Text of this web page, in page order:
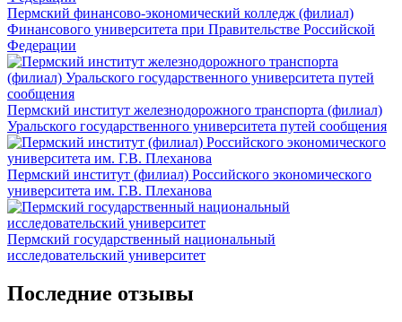
Пермский финансово-экономический колледж (филиал)
Финансового университета при Правительстве Российской
Федерации
Пермский институт железнодорожного транспорта (филиал)
Уральского государственного университета путей сообщения
Пермский институт (филиал) Российского экономического
университета им. Г.В. Плеханова
Пермский государственный национальный
исследовательский университет
Последние отзывы